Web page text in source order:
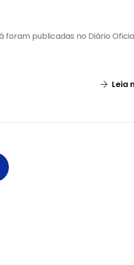
foram publicadas no Diário
Leia